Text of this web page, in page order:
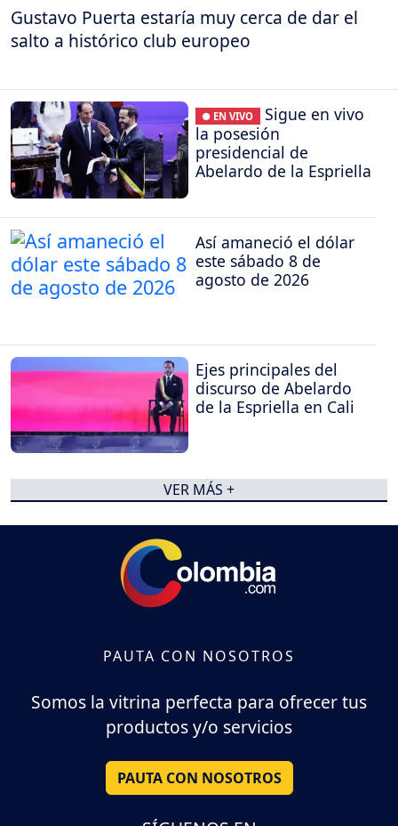
Gustavo Puerta estaría muy cerca de dar el
salto a histórico club europeo
● EN VIVO
Sigue en vivo
la posesión
presidencial de
Abelardo de la Espriella
Así amaneció el dólar
este sábado 8 de
agosto de 2026
Ejes principales del
discurso de Abelardo
de la Espriella en Cali
VER MÁS +
PAUTA CON NOSOTROS
Somos la vitrina perfecta para ofrecer tus
productos y/o servicios
PAUTA CON NOSOTROS